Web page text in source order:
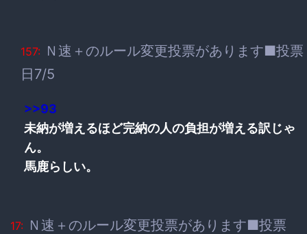
157: Ｎ速＋のルール変更投票があります■投票
日7/5
>>93
未納が増えるほど完納の人の負担が増える訳じゃ
ん。
馬鹿らしい。
17: Ｎ速＋のルール変更投票があります■投票